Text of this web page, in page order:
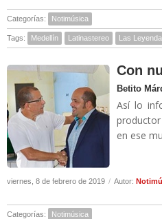
Categorías: Notimúsica
Tags: Medellín Latinastereo Las
Con
Betito
Así lo
en ese
viernes, 8 de febrero de 2019 / Autor:
Categorías: Notimúsica